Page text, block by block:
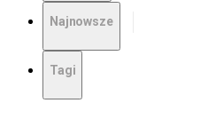
Najnowsze
Tagi